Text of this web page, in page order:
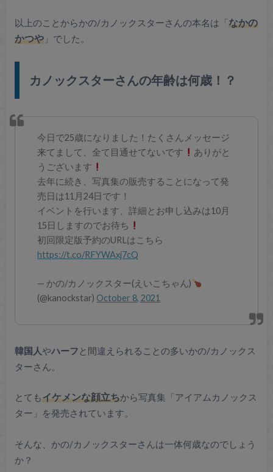
以上のことからかの/カノックスターさんの本名は「なかの
かつや」でした。
カノックスターさんの年齢は何歳！？
今日で25歳になりました！たくさんメッセージ
来てまして、全て目通せてないです
ありがと
うございます
去年に続き、写真集の販売することになって発
売日は11月24日です！
イベントを行います、詳細とお申し込みは10月
15日しますのでお待ち
初回限定版予約のURLはこちら
https://t.co/RFYWAxj7cQ
— かの/カノックスター(えいこちゃん)
(@kanockstar) October 8, 2021
韓国人やハーフと間違えられることの多いかの/カノックス
ターさん。
とてもイケメンな顔立ちから写真集「アイアムカノックス
ター」を発売されています。
そんな、かの/カノックスターさんは一体何歳なのでしょう
か？